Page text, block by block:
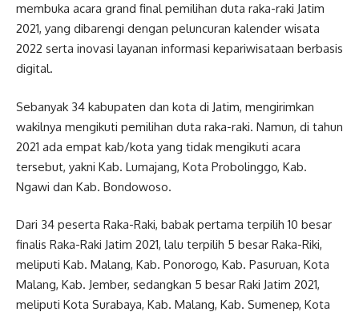
membuka acara grand final pemilihan duta raka-raki Jatim
2021, yang dibarengi dengan peluncuran kalender wisata
2022 serta inovasi layanan informasi kepariwisataan berbasis
digital.
Sebanyak 34 kabupaten dan kota di Jatim, mengirimkan
wakilnya mengikuti pemilihan duta raka-raki. Namun, di tahun
2021 ada empat kab/kota yang tidak mengikuti acara
tersebut, yakni Kab. Lumajang, Kota Probolinggo, Kab.
Ngawi dan Kab. Bondowoso.
Dari 34 peserta Raka-Raki, babak pertama terpilih 10 besar
finalis Raka-Raki Jatim 2021, lalu terpilih 5 besar Raka-Riki,
meliputi Kab. Malang, Kab. Ponorogo, Kab. Pasuruan, Kota
Malang, Kab. Jember, sedangkan 5 besar Raki Jatim 2021,
meliputi Kota Surabaya, Kab. Malang, Kab. Sumenep, Kota